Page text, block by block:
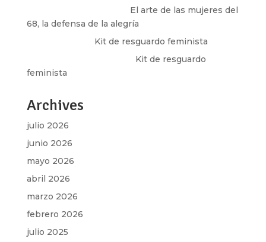
El arte de las mujeres del
68, la defensa de la alegría
Kit de resguardo feminista
Kit de resguardo
feminista
Archives
julio 2026
junio 2026
mayo 2026
abril 2026
marzo 2026
febrero 2026
julio 2025